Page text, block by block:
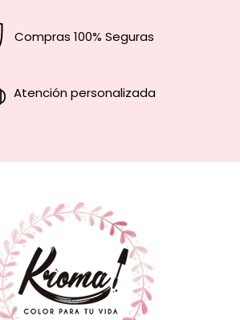
Compras 100% Seguras
Atención personalizada